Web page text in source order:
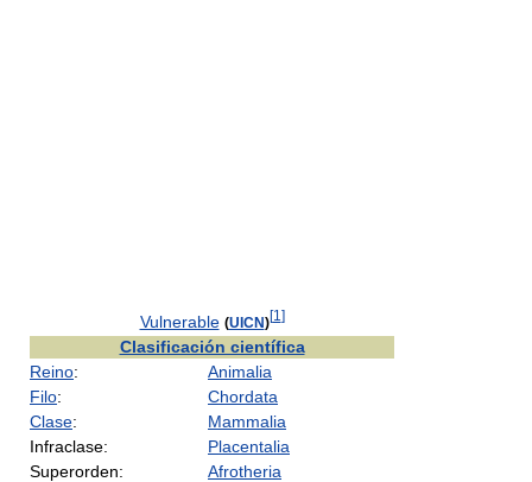
Vulnerable (UICN)[1 ]
Clasificación científica
Reino:
Animalia
Filo:
Chordata
Clase:
Mammalia
Infraclase:
Placentalia
Superorden:
Afrotheria